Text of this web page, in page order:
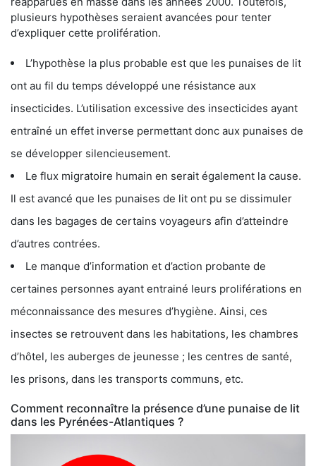
plusieurs hypothèses seraient avancées pour tenter
d’expliquer cette prolifération.
L’hypothèse la plus probable est que les punaises de lit
ont au fil du temps développé une résistance aux
insecticides. L’utilisation excessive des insecticides ayant
entraîné un effet inverse permettant donc aux punaises de
se développer silencieusement.
Le flux migratoire humain en serait également la cause.
Il est avancé que les punaises de lit ont pu se dissimuler
dans les bagages de certains voyageurs afin d’atteindre
d’autres contrées.
Le manque d’information et d’action probante de
certaines personnes ayant entrainé leurs proliférations en
méconnaissance des mesures d’hygiène. Ainsi, ces
insectes se retrouvent dans les habitations, les chambres
d’hôtel, les auberges de jeunesse ; les centres de santé,
les prisons, dans les transports communs, etc.
Comment reconnaître la présence d’une punaise de lit
dans les Pyrénées-Atlantiques ?